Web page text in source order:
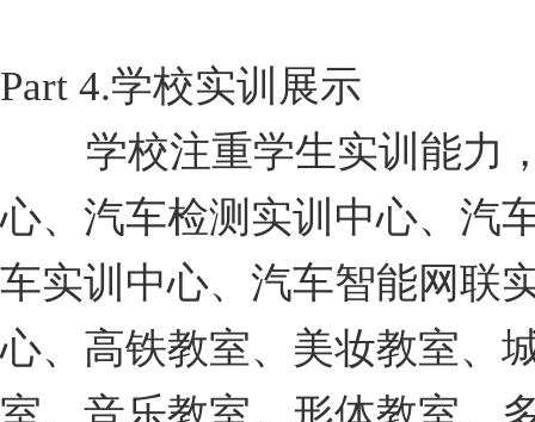
Part 4.学校实训展示
学校注重学生实训能力
心、汽车检测实训中心、汽
车实训中心、汽车智能网联
心、高铁教室、美妆教室、